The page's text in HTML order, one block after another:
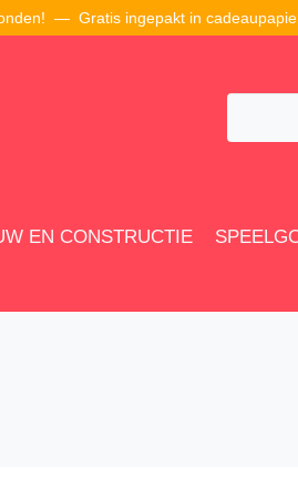
— Gratis ingepakt in
EN CONSTRUCTIE